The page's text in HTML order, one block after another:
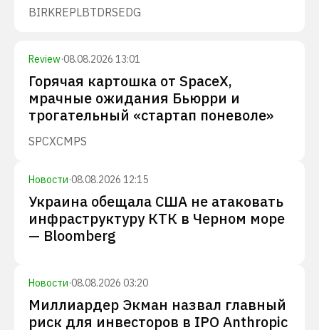
BIRKREPLBTDRSEDG
Review·08.08.2026 13:01
Горячая картошка от SpaceX,
мрачные ожидания Бьюрри и
трогательный «стартап поневоле»
SPCXCMPS
Новости·08.08.2026 12:15
Украина обещала США не атаковать
инфраструктуру КТК в Черном море
— Bloomberg
Новости·08.08.2026 03:20
Миллиардер Экман назвал главный
риск для инвесторов в IPO Anthropic